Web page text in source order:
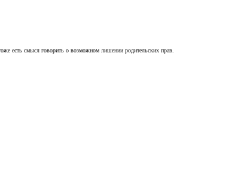
есть смысл говорить о возможном лишении родительских прав.